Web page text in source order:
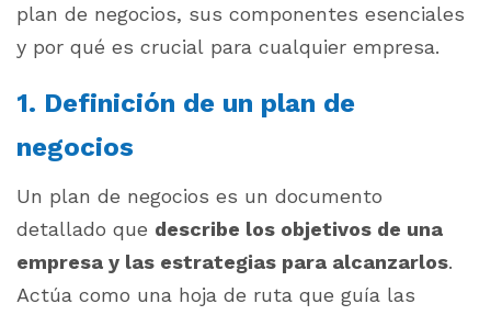
plan de negocios, sus componentes esenciales
y por qué es crucial para cualquier empresa.
1. Definición de un plan de
negocios
Un plan de negocios es un documento
detallado que describe los objetivos de una
empresa y las estrategias para alcanzarlos.
Actúa como una hoja de ruta que guía las